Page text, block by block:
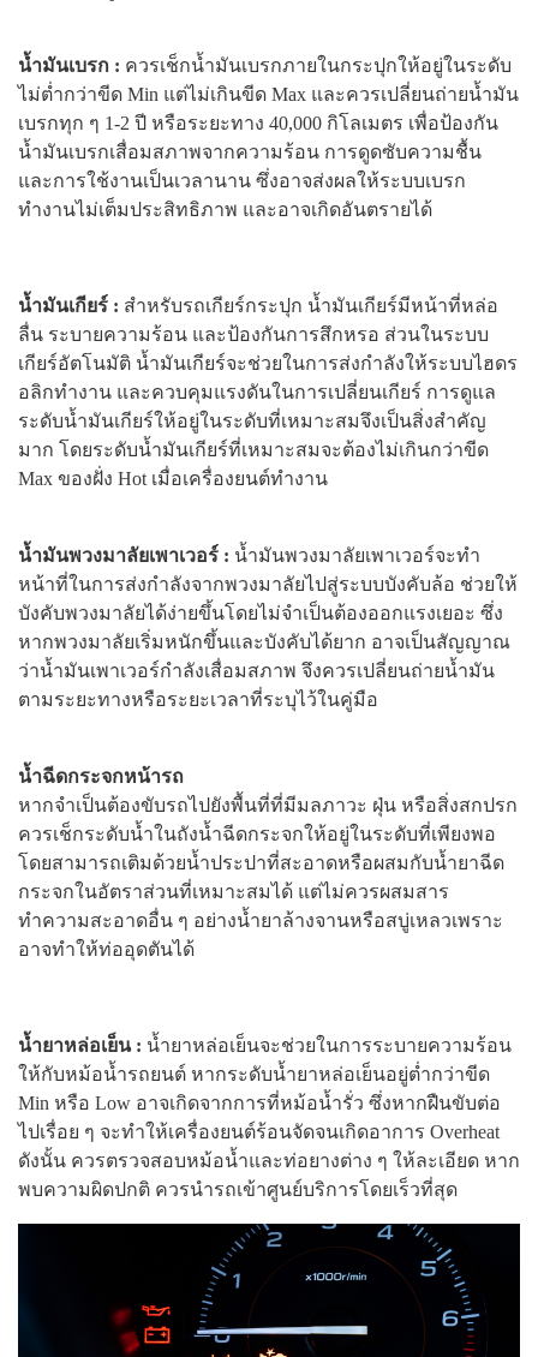
น้ำมันเบรก : ควรเช็กน้ำมันเบรกภายในกระปุกให้อยู่ในระดับ
ไม่ต่ำกว่าขีด Min แต่ไม่เกินขีด Max และควรเปลี่ยนถ่ายน้ำมัน
เบรกทุก ๆ 1-2 ปี หรือระยะทาง 40,000 กิโลเมตร เพื่อป้องกัน
น้ำมันเบรกเสื่อมสภาพจากความร้อน การดูดซับความชื้น
และการใช้งานเป็นเวลานาน ซึ่งอาจส่งผลให้ระบบเบรก
ทำงานไม่เต็มประสิทธิภาพ และอาจเกิดอันตรายได้
น้ำมันเกียร์ : สำหรับรถเกียร์กระปุก น้ำมันเกียร์มีหน้าที่หล่อ
ลื่น ระบายความร้อน และป้องกันการสึกหรอ ส่วนในระบบ
เกียร์อัตโนมัติ น้ำมันเกียร์จะช่วยในการส่งกำลังให้ระบบไฮดร
อลิกทำงาน และควบคุมแรงดันในการเปลี่ยนเกียร์ การดูแล
ระดับน้ำมันเกียร์ให้อยู่ในระดับที่เหมาะสมจึงเป็นสิ่งสำคัญ
มาก โดยระดับน้ำมันเกียร์ที่เหมาะสมจะต้องไม่เกินกว่าขีด
Max ของฝั่ง Hot เมื่อเครื่องยนต์ทำงาน
น้ำมันพวงมาลัยเพาเวอร์ : น้ำมันพวงมาลัยเพาเวอร์จะทำ
หน้าที่ในการส่งกำลังจากพวงมาลัยไปสู่ระบบบังคับล้อ ช่วยให้
บังคับพวงมาลัยได้ง่ายขึ้นโดยไม่จำเป็นต้องออกแรงเยอะ ซึ่ง
หากพวงมาลัยเริ่มหนักขึ้นและบังคับได้ยาก อาจเป็นสัญญาณ
ว่าน้ำมันเพาเวอร์กำลังเสื่อมสภาพ จึงควรเปลี่ยนถ่ายน้ำมัน
ตามระยะทางหรือระยะเวลาที่ระบุไว้ในคู่มือ
น้ำฉีดกระจกหน้ารถ
หากจำเป็นต้องขับรถไปยังพื้นที่ที่มีมลภาวะ ฝุ่น หรือสิ่งสกปรก
ควรเช็กระดับน้ำในถังน้ำฉีดกระจกให้อยู่ในระดับที่เพียงพอ
โดยสามารถเติมด้วยน้ำประปาที่สะอาดหรือผสมกับน้ำยาฉีด
กระจกในอัตราส่วนที่เหมาะสมได้ แต่ไม่ควรผสมสาร
ทำความสะอาดอื่น ๆ อย่างน้ำยาล้างจานหรือสบู่เหลวเพราะ
อาจทำให้ท่ออุดตันได้
น้ำยาหล่อเย็น : น้ำยาหล่อเย็นจะช่วยในการระบายความร้อน
ให้กับหม้อน้ำรถยนต์ หากระดับน้ำยาหล่อเย็นอยู่ต่ำกว่าขีด
Min หรือ Low อาจเกิดจากการที่หม้อน้ำรั่ว ซึ่งหากฝืนขับต่อ
ไปเรื่อย ๆ จะทำให้เครื่องยนต์ร้อนจัดจนเกิดอาการ Overheat
ดังนั้น ควรตรวจสอบหม้อน้ำและท่อยางต่าง ๆ ให้ละเอียด หาก
พบความผิดปกติ ควรนำรถเข้าศูนย์บริการโดยเร็วที่สุด